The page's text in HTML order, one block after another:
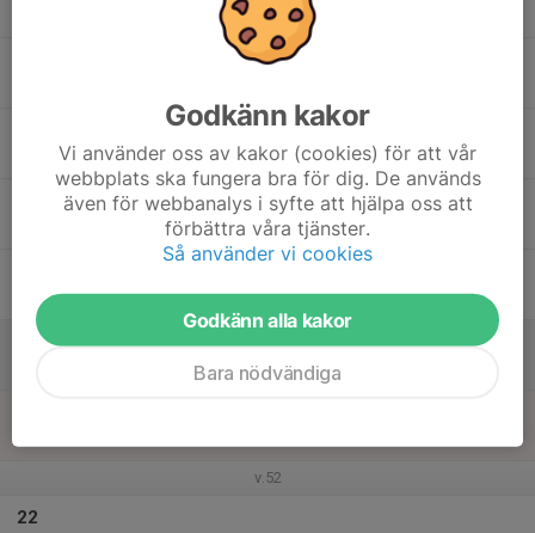
Sandahallen, Huskvarna
19:00
Träning Herr
Öxnehaga
19:00
Träning Herr
v.52
22
Godkänn kakor
Vi använder oss av kakor (cookies) för att vår
webbplats ska fungera bra för dig. De används
även för webbanalys i syfte att hjälpa oss att
förbättra våra tjänster.
Så använder vi cookies
Godkänn alla kakor
Bara nödvändiga